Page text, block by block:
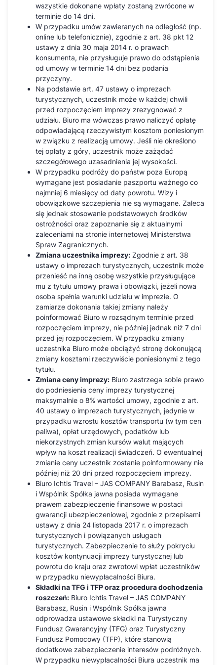
wszystkie dokonane wpłaty zostaną zwrócone w
terminie do 14 dni.
W przypadku umów zawieranych na odległość (np.
online lub telefonicznie), zgodnie z art. 38 pkt 12
ustawy z dnia 30 maja 2014 r. o prawach
konsumenta, nie przysługuje prawo do odstąpienia
od umowy w terminie 14 dni bez podania
przyczyny.
Na podstawie art. 47 ustawy o imprezach
turystycznych, uczestnik może w każdej chwili
przed rozpoczęciem imprezy zrezygnować z
udziału. Biuro ma wówczas prawo naliczyć opłatę
odpowiadającą rzeczywistym kosztom poniesionym
w związku z realizacją umowy. Jeśli nie określono
tej opłaty z góry, uczestnik może zażądać
szczegółowego uzasadnienia jej wysokości.
W przypadku podróży do państw poza Europą
wymagane jest posiadanie paszportu ważnego co
najmniej 6 miesięcy od daty powrotu. Wizy i
obowiązkowe szczepienia nie są wymagane. Zaleca
się jednak stosowanie podstawowych środków
ostrożności oraz zapoznanie się z aktualnymi
zaleceniami na stronie internetowej Ministerstwa
Spraw Zagranicznych.
Zmiana uczestnika imprezy: Zgodnie z art. 38
ustawy o imprezach turystycznych, uczestnik może
przenieść na inną osobę wszystkie przysługujące
mu z tytułu umowy prawa i obowiązki, jeżeli nowa
osoba spełnia warunki udziału w imprezie. O
zamiarze dokonania takiej zmiany należy
poinformować Biuro w rozsądnym terminie przed
rozpoczęciem imprezy, nie później jednak niż 7 dni
przed jej rozpoczęciem. W przypadku zmiany
uczestnika Biuro może obciążyć stronę dokonującą
zmiany kosztami rzeczywiście poniesionymi z tego
tytułu.
Zmiana ceny imprezy: Biuro zastrzega sobie prawo
do podniesienia ceny imprezy turystycznej
maksymalnie o 8% wartości umowy, zgodnie z art.
40 ustawy o imprezach turystycznych, jedynie w
przypadku wzrostu kosztów transportu (w tym cen
paliwa), opłat urzędowych, podatków lub
niekorzystnych zmian kursów walut mających
wpływ na koszt realizacji świadczeń. O ewentualnej
zmianie ceny uczestnik zostanie poinformowany nie
później niż 20 dni przed rozpoczęciem imprezy.
Biuro Ichtis Travel – JAS COMPANY Barabasz, Rusin
i Wspólnik Spółka jawna posiada wymagane
prawem zabezpieczenie finansowe w postaci
gwarancji ubezpieczeniowej, zgodnie z przepisami
ustawy z dnia 24 listopada 2017 r. o imprezach
turystycznych i powiązanych usługach
turystycznych. Zabezpieczenie to służy pokryciu
kosztów kontynuacji imprezy turystycznej lub
powrotu do kraju oraz zwrotowi wpłat uczestników
w przypadku niewypłacalności Biura.
Składki na TFG i TFP oraz procedura dochodzenia
roszczeń: Biuro Ichtis Travel – JAS COMPANY
Barabasz, Rusin i Wspólnik Spółka jawna
odprowadza ustawowe składki na Turystyczny
Fundusz Gwarancyjny (TFG) oraz Turystyczny
Fundusz Pomocowy (TFP), które stanowią
dodatkowe zabezpieczenie interesów podróżnych.
W przypadku niewypłacalności Biura uczestnik ma